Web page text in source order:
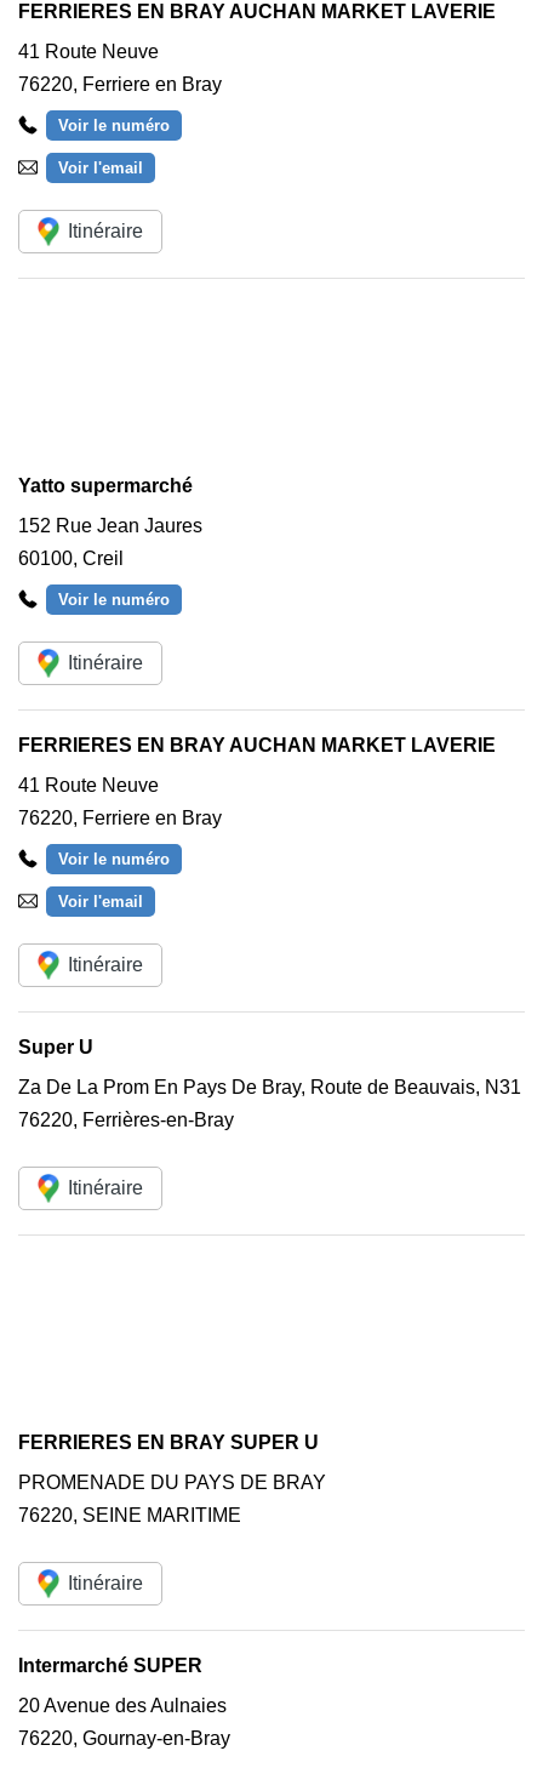
FERRIERES EN BRAY AUCHAN MARKET LAVERIE
41 Route Neuve
76220, Ferriere en Bray
Voir le numéro
Voir l'email
Itinéraire
Yatto supermarché
152 Rue Jean Jaures
60100, Creil
Voir le numéro
Itinéraire
FERRIERES EN BRAY AUCHAN MARKET LAVERIE
41 Route Neuve
76220, Ferriere en Bray
Voir le numéro
Voir l'email
Itinéraire
Super U
Za De La Prom En Pays De Bray, Route de Beauvais, N31
76220, Ferrières-en-Bray
Itinéraire
FERRIERES EN BRAY SUPER U
PROMENADE DU PAYS DE BRAY
76220, SEINE MARITIME
Itinéraire
Intermarché SUPER
20 Avenue des Aulnaies
76220, Gournay-en-Bray